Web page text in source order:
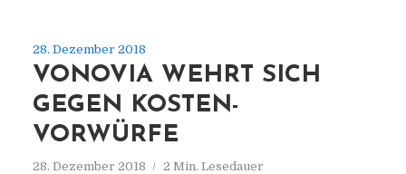
28. Dezember 2018
VONOVIA WEHRT SICH
GEGEN KOSTEN-
VORWÜRFE
28. Dezember 2018 2 Min. Lesedauer